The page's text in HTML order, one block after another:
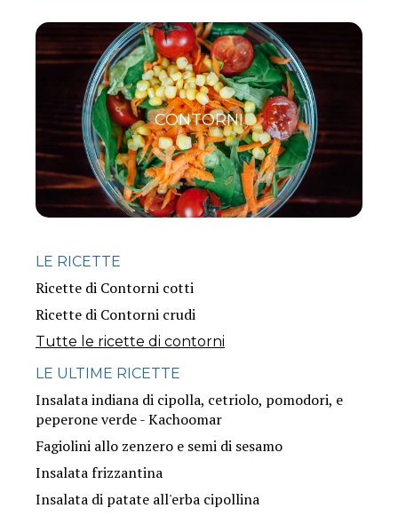
CONTORNI
LE RICETTE
Ricette di Contorni cotti
Ricette di Contorni crudi
Tutte le ricette di contorni
LE ULTIME RICETTE
Insalata indiana di cipolla, cetriolo, pomodori, e
peperone verde - Kachoomar
Fagiolini allo zenzero e semi di sesamo
Insalata frizzantina
Insalata di patate all'erba cipollina